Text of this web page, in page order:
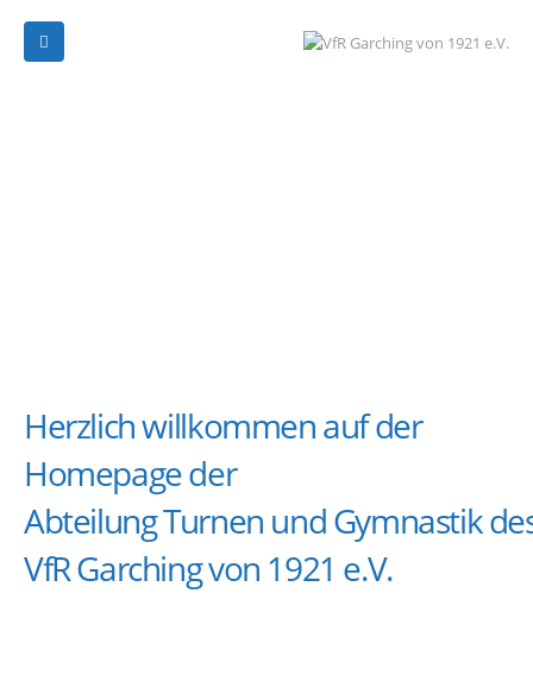
Herzlich willkommen auf der
Homepage der
Abteilung Turnen und Gymnastik
VfR Garching von 1921 e.V.